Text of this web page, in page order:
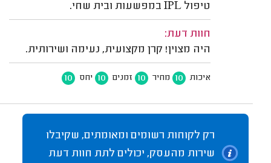
טיפול IPL במפשעות ובית שחי.
חוות דעת:
היה מצוין! קרן מקצועית, נעימה ושירותית.
איכות 10 מחיר 10 זמנים 10 יחס 10
רק לקוחות רשומים ומאומתים, שקיבלו
שירות מהעסק, יכולים לתת חוות דעת